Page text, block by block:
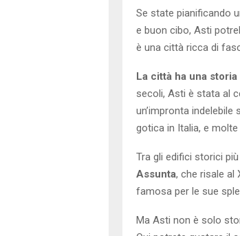
Se state pianificando
e buon cibo, Asti
è una città ricca di
La città ha una
secoli, Asti è stata al
un’impronta
gotica in Italia, e
Tra gli edifici storici
Assunta, che risale al
famosa per le sue
Ma Asti non è solo